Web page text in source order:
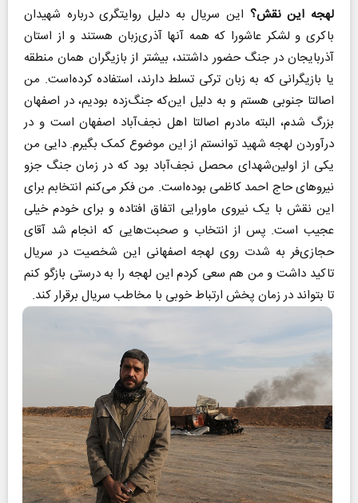
لهجه این نقش؟ این سریال به دلیل روایتگری درباره شهیدان
باکری و لشکر عاشورا که همه آنها آذری‌زبان هستند و از استان
آذربایجان در جنگ حضور داشتند، بیشتر از بازیگران همان منطقه
یا بازیگرانی که به زبان ترکی تسلط دارند، استفاده کرده‌است. من
اصالتا جنوبی هستم و به دلیل این‌که جنگ‌زده بودیم، در اصفهان
بزرگ شدم، البته مادرم اصالتا اهل نجف‌آباد اصفهان است و در
درآوردن لهجه شهید توانستم از این موضوع کمک بگیرم. دایی من
یکی از اولین‌شهدای محصل نجف‌آباد بود که در زمان جنگ جزو
نیروهای حاج‌ احمد کاظمی بوده‌است. من فکر می‌کنم انتخابم برای
این نقش با یک نیروی ماورایی اتفاق افتاده و برای خودم خیلی
عجیب است. پس از انتخاب و صحبت‌هایی که انجام شد آقای
حجازی‌فر به شدت روی لهجه اصفهانی این شخصیت در سریال
تاکید داشت و من هم سعی کردم این لهجه را به درستی بازگو کنم
تا بتواند در زمان پخش ارتباط خوبی با مخاطب سریال برقرار کند.